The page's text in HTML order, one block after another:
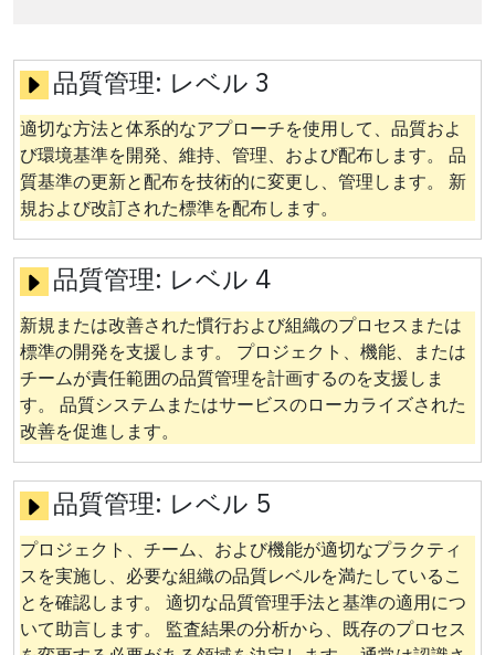
品質管理: レベル 3
適切な方法と体系的なアプローチを使用して、品質およ
び環境基準を開発、維持、管理、および配布します。 品
質基準の更新と配布を技術的に変更し、管理します。 新
規および改訂された標準を配布します。
品質管理: レベル 4
新規または改善された慣行および組織のプロセスまたは
標準の開発を支援します。 プロジェクト、機能、または
チームが責任範囲の品質管理を計画するのを支援しま
す。 品質システムまたはサービスのローカライズされた
改善を促進します。
品質管理: レベル 5
プロジェクト、チーム、および機能が適切なプラクティ
スを実施し、必要な組織の品質レベルを満たしているこ
とを確認します。 適切な品質管理手法と基準の適用につ
いて助言します。 監査結果の分析から、既存のプロセス